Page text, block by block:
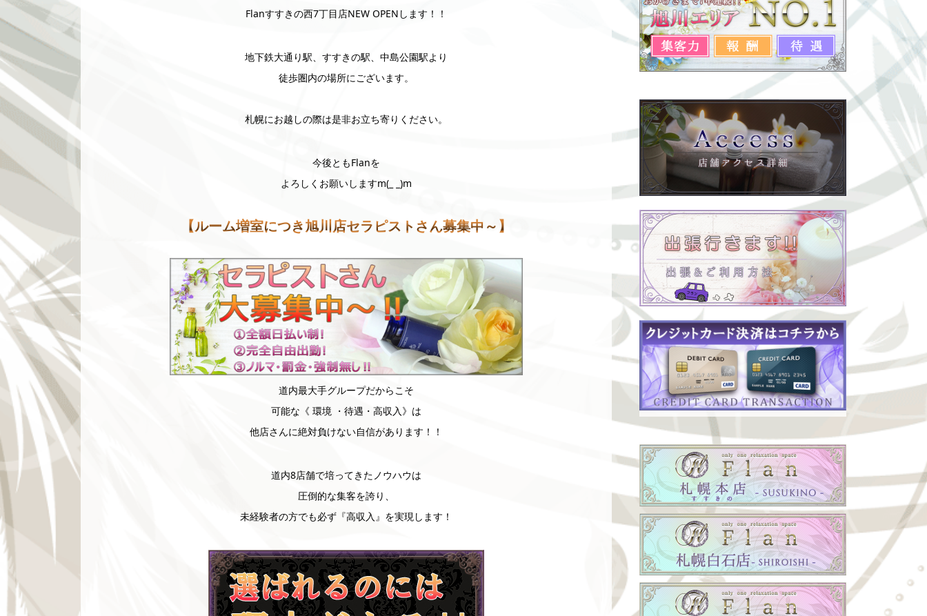
Flanすすきの西7丁目店NEW OPENします！！
地下鉄大通り駅、すすきの駅、中島公園駅より
徒歩圏内の場所にございます。
札幌にお越しの際は是非お立ち寄りください。
今後ともFlanを
よろしくお願いしますm(_ _)m
【ルーム増室につき旭川店セラピストさん募集中～】
道内最大手グループだからこそ
可能な《 環境 ・待遇・高収入》は
他店さんに絶対負けない自信があります！！
道内8店舗で培ってきたノウハウは
圧倒的な集客を誇り、
未経験者の方でも必ず『高収入』を実現します！